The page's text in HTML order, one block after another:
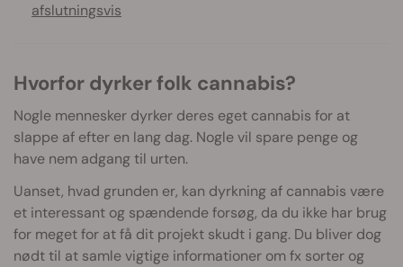
afslutningsvis
Hvorfor dyrker folk cannabis?
Nogle mennesker dyrker deres eget cannabis for at
slappe af efter en lang dag. Nogle vil spare penge og
have nem adgang til urten.
Uanset, hvad grunden er, kan dyrkning af cannabis være
et interessant og spændende forsøg, da du ikke har brug
for meget for at få dit projekt skudt i gang. Du bliver dog
nødt til at samle vigtige informationer om fx sorter og